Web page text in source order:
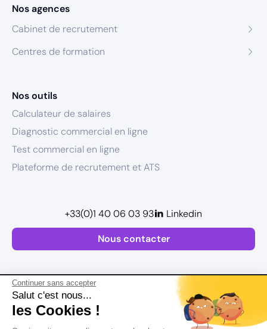
Continuer sans accepter
Salut c'est nous...
les Cookies !
Nos agences
Cabinet de recrutement
Centres de formation
Nos outils
Calculateur de salaires
Diagnostic commercial en ligne
Test commercial en ligne
Plateforme de recrutement et ATS
Nous contacter
+33(0)1 40 06 03 93 Linkedin